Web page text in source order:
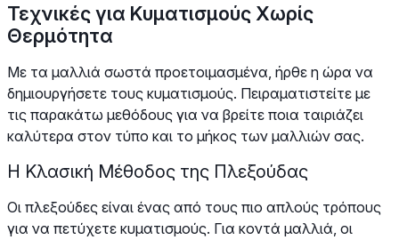
Τεχνικές για Κυματισμούς Χωρίς
Θερμότητα
Με τα μαλλιά σωστά προετοιμασμένα, ήρθε η ώρα να
δημιουργήσετε τους κυματισμούς. Πειραματιστείτε με
τις παρακάτω μεθόδους για να βρείτε ποια ταιριάζει
καλύτερα στον τύπο και το μήκος των μαλλιών σας.
Η Κλασική Μέθοδος της Πλεξούδας
Οι πλεξούδες είναι ένας από τους πιο απλούς τρόπους
για να πετύχετε κυματισμούς. Για κοντά μαλλιά, οι